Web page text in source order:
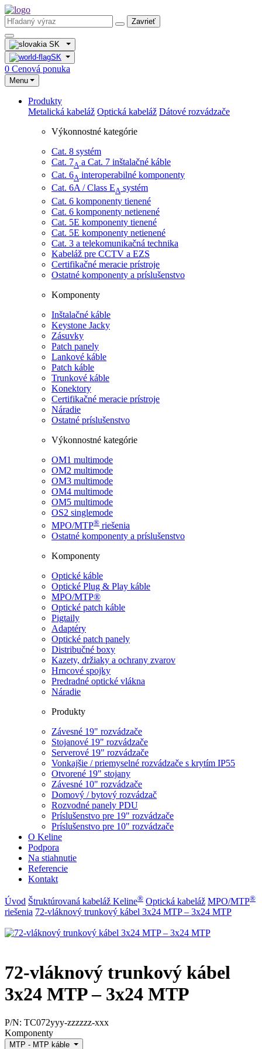
Zavrieť
SK
SK
0 Cenová ponuka
Menu
Produkty
Metalická kabeláž Optická kabeláž Dátové rozvádzače
Výkonnostné kategórie
Cat. 8 systém
Cat. 7A ​ a Cat. 7 inštalačné káble
Cat. 6A interoperabilné komponenty
Cat. 6A / Class EA systém
Cat. 6 komponenty tienené
Cat. 6 komponenty netienené
Cat. 5E komponenty tienené
Cat. 5E komponenty netienené
Cat. 3 a telekomunikačná technika
Kabeláž pre CCTV a EZS
Certifikačné meracie prístroje
Ostatné komponenty a príslušenstvo
Komponenty
Inštalačné káble
Keystone Jacky
Zásuvky
Patch panely
Lankové káble
Patch káble
Trunkové káble
Konektory
Certifikačné meracie prístroje
Náradie
Ostatné príslušenstvo
Výkonnostné kategórie
OM1 multimode
OM2 multimode
OM3 multimode
OM4 multimode
OM5 multimode
OS2 singlemode
MPO/MTP® ​ riešenia
Ostatné komponenty a príslušenstvo
Komponenty
Optické káble
Optické Plug & Play káble
MPO/MTP®
Optické patch káble
Pigtaily
Adaptéry
Optické patch panely
Distribučné boxy
Kazety, držiaky a ochrany zvarov
Hrncové spojky
Predradné optické vlákna
Náradie
Produkty
Závesné 19" rozvádzače
Stojanové 19" rozvádzače
Serverové 19" rozvádzače
Vonkajšie / priemyselné rozvádzače s krytím IP55
Otvorené 19" stojany
Závesné 10" rozvádzače
Domový / bytový rozvádzač
Rozvodné panely PDU
Príslušenstvo pre 19" rozvádzače
Príslušenstvo pre 10" rozvádzače
O Keline
Podpora
Na stiahnutie
Referencie
Kontakt
Úvod Štruktúrovaná kabeláž Keline® Optická kabeláž MPO/MTP®
riešenia 72-vláknový trunkový kábel 3x24 MTP – 3x24 MTP
72-vláknový trunkový kábel
3x24 MTP – 3x24 MTP
P/N: TC072yyy-zzzzzz-xxx
Komponenty
MTP - MTP káble